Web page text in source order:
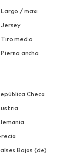
/ maxi
medio
ancha
Checa
Bajos (de)